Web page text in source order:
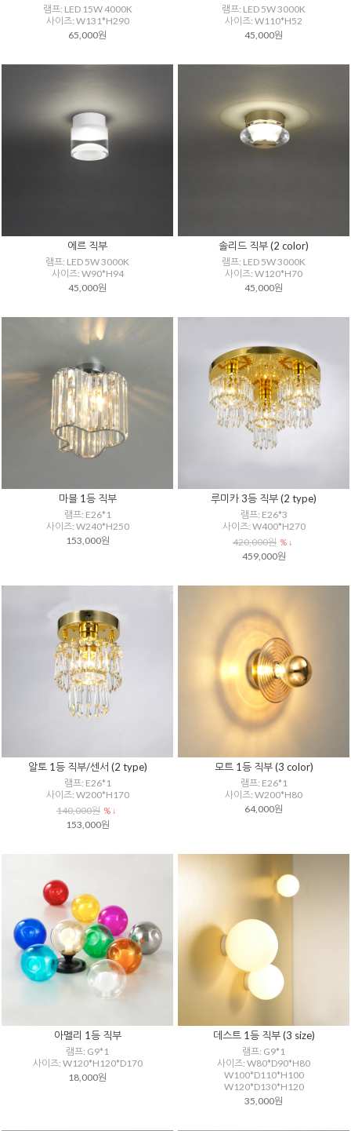
램프: LED 15W 4000K
사이즈: W131*H290
65,000원
램프: LED 5W 3000K
사이즈: W110*H52
45,000원
에르 직부
램프: LED 5W 3000K
사이즈: W90*H94
45,000원
솔리드 직부 (2 color)
램프: LED 5W 3000K
사이즈: W120*H70
45,000원
마블 1등 직부
램프: E26*1
사이즈: W240*H250
153,000원
루미카 3등 직부 (2 type)
램프: E26*3
사이즈: W400*H270
420,000원 % ↓
459,000원
알토 1등 직부/센서 (2 type)
램프: E26*1
사이즈: W200*H170
140,000원 % ↓
153,000원
모트 1등 직부 (3 color)
램프: E26*1
사이즈: W200*H80
64,000원
아멜리 1등 직부
램프: G9*1
사이즈: W120*H120*D170
18,000원
데스트 1등 직부 (3 size)
램프: G9*1
사이즈: W80*D90*H80
W100*D110*H100
W120*D130*H120
35,000원